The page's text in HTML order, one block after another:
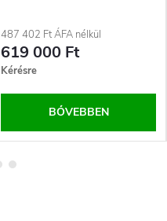
487 402 Ft ÁFA nélkül
619 000 Ft
Kérésre
BŐVEBBEN